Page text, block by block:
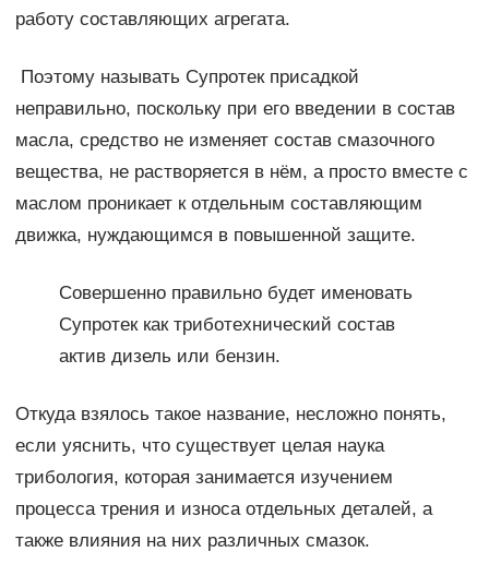
работу составляющих агрегата.
Поэтому называть Супротек присадкой
неправильно, поскольку при его введении в состав
масла, средство не изменяет состав смазочного
вещества, не растворяется в нём, а просто вместе с
маслом проникает к отдельным составляющим
движка, нуждающимся в повышенной защите.
Совершенно правильно будет именовать
Супротек как триботехнический состав
актив дизель или бензин.
Откуда взялось такое название, несложно понять,
если уяснить, что существует целая наука
трибология, которая занимается изучением
процесса трения и износа отдельных деталей, а
также влияния на них различных смазок.